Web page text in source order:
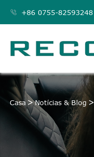
 +86 0755-82593248
Casa Notícias & Blog